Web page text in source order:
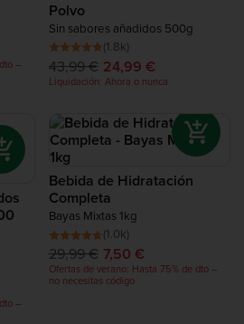
Proteico
Completa ™. Otros toman
todo el día para aumentar la
–
Polvo
Sin sabores añadidos 500g
(1.8k)
43,99 € 24,99 €
Liquidación: Ahora o nunca
–
Bebida de Hidratación
Completa
Bayas Mixtas 1kg
(1.0k)
29,99 € 7,50 €
Ofertas de verano: Hasta 75% de dto –
no necesitas código